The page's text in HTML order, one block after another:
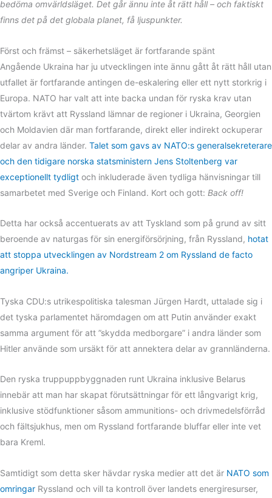
bedöma omvärldsläget. Det går ännu inte åt rätt håll – och faktiskt
finns det på det globala planet, få ljuspunkter.
Först och främst – säkerhetsläget är fortfarande spänt
Angående Ukraina har ju utvecklingen inte ännu gått åt rätt håll utan
utfallet är fortfarande antingen de-eskalering eller ett nytt storkrig i
Europa. NATO har valt att inte backa undan för ryska krav utan
tvärtom krävt att Ryssland lämnar de regioner i Ukraina, Georgien
och Moldavien där man fortfarande, direkt eller indirekt ockuperar
delar av andra länder. Talet som gavs av NATO:s generalsekreterare
och den tidigare norska statsministern Jens Stoltenberg var
exceptionellt tydligt och inkluderade även tydliga hänvisningar till
samarbetet med Sverige och Finland. Kort och gott: Back off!
Detta har också accentuerats av att Tyskland som på grund av sitt
beroende av naturgas för sin energiförsörjning, från Ryssland, hotat
att stoppa utvecklingen av Nordstream 2 om Ryssland de facto
angriper Ukraina.
Tyska CDU:s utrikespolitiska talesman Jürgen Hardt, uttalade sig i
det tyska parlamentet häromdagen om att Putin använder exakt
samma argument för att ”skydda medborgare” i andra länder som
Hitler använde som ursäkt för att annektera delar av grannländerna.
Den ryska truppuppbyggnaden runt Ukraina inklusive Belarus
innebär att man har skapat förutsättningar för ett långvarigt krig,
inklusive stödfunktioner såsom ammunitions- och drivmedelsförråd
och fältsjukhus, men om Ryssland fortfarande bluffar eller inte vet
bara Kreml.
Samtidigt som detta sker hävdar ryska medier att det är NATO som
omringar Ryssland och vill ta kontroll över landets energiresurser,